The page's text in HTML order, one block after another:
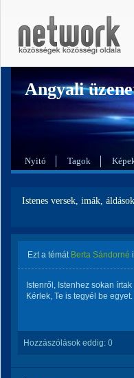
Angyali
Nyitó Tagok
Istenes versek, imák, áldások
Ezt a témát Berta Sándorné
Istenről, Istenhez sokan írtak
Kérlek, Te is tegyél be egyet.
Hozzászólások eddig: 0